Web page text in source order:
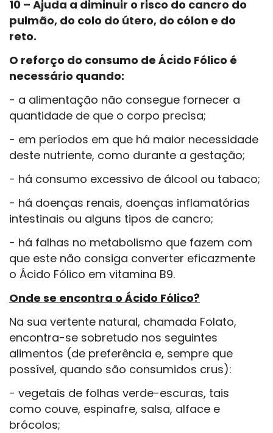
10 – Ajuda a diminuir o risco do cancro do
pulmão, do colo do útero, do cólon e do
reto.
O reforço do consumo de Ácido Fólico é
necessário quando:
- a alimentação não consegue fornecer a
quantidade de que o corpo precisa;
- em períodos em que há maior necessidade
deste nutriente, como durante a gestação;
- há consumo excessivo de álcool ou tabaco;
- há doenças renais, doenças inflamatórias
intestinais ou alguns tipos de cancro;
- há falhas no metabolismo que fazem com
que este não consiga converter eficazmente
o Ácido Fólico em vitamina B9.
Onde se encontra o Ácido Fólico?
Na sua vertente natural, chamada Folato,
encontra-se sobretudo nos seguintes
alimentos (de preferência e, sempre que
possível, quando são consumidos crus):
- vegetais de folhas verde-escuras, tais
como couve, espinafre, salsa, alface e
brócolos;